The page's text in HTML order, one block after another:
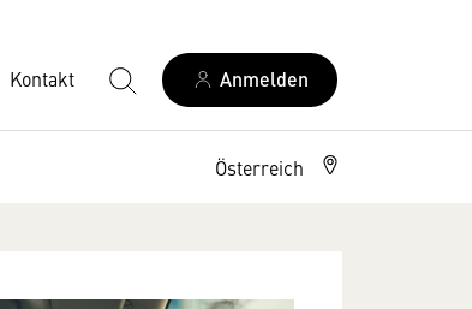
Kontakt Anmelden
Österreich